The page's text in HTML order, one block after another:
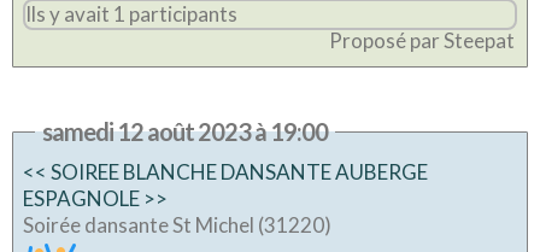
Ils y avait 1 participants
Proposé par Steepat
samedi 12 août 2023 à 19:00
<< SOIREE BLANCHE DANSANTE AUBERGE
ESPAGNOLE >>
Soirée dansante St Michel (31220)